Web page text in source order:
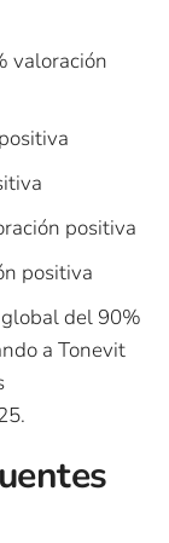
valoración
positiva
positiva
del 90%
a Tonevit